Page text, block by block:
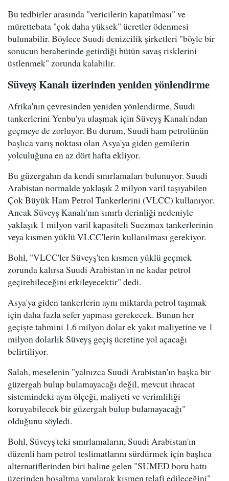
Bu tedbirler arasında "vericilerin kapatılması" ve
mürettebata "çok daha yüksek" ücretler ödenmesi
bulunabilir. Böylece Suudi denizcilik şirketleri "böyle bir
sonucun beraberinde getirdiği bütün savaş risklerini
üstlenmek" zorunda kalabilir.
Süveyş Kanalı üzerinden yeniden yönlendirme
Afrika'nın çevresinden yeniden yönlendirme, Suudi
tankerlerini Yenbu'ya ulaşmak için Süveyş Kanalı'ndan
geçmeye de zorluyor. Bu durum, Suudi ham petrolünün
başlıca varış noktası olan Asya'ya giden gemilerin
yolculuğuna en az dört hafta ekliyor.
Bu güzergahın da kendi sınırlamaları bulunuyor. Suudi
Arabistan normalde yaklaşık 2 milyon varil taşıyabilen
Çok Büyük Ham Petrol Tankerlerini (VLCC) kullanıyor.
Ancak Süveyş Kanalı'nın sınırlı derinliği nedeniyle
yaklaşık 1 milyon varil kapasiteli Suezmax tankerlerinin
veya kısmen yüklü VLCC'lerin kullanılması gerekiyor.
Bohl, "VLCC'ler Süveyş'ten kısmen yüklü geçmek
zorunda kalırsa Suudi Arabistan'ın ne kadar petrol
geçirebileceğini etkileyecektir" dedi.
Asya'ya giden tankerlerin aynı miktarda petrol taşımak
için daha fazla sefer yapması gerekecek. Bunun her
geçişte tahmini 1.6 milyon dolar ek yakıt maliyetine ve 1
milyon dolarlık Süveyş geçiş ücretine yol açacağı
belirtiliyor.
Salah, meselenin "yalnızca Suudi Arabistan'ın başka bir
güzergah bulup bulamayacağı değil, mevcut ihracat
sistemindeki aynı ölçeği, maliyeti ve verimliliği
koruyabilecek bir güzergah bulup bulamayacağı"
olduğunu söyledi.
Bohl, Süveyş'teki sınırlamaların, Suudi Arabistan'ın
düzenli ham petrol teslimatlarını sürdürmek için başlıca
alternatiflerinden biri haline gelen "SUMED boru hattı
üzerinden boşaltma yapılarak kısmen telafi edileceğini"